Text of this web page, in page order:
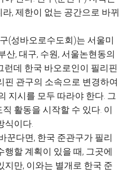
, 제한이 없는 공간으로 바뀌
(성바오로수도회)는 서울미
산, 대구, 수원, 서울논현동의
런데 한국 바오로인이 필리핀
핀 관구의 소속으로 변경하여
지시를 모두 따라야 한다. 그
활동을 시작할 수 있다. 이
식이다.
꾼다면, 한국 준관구가 필리
행할 계획이 있을 때, 그곳에
지만, 이와는 별개로 한국 준